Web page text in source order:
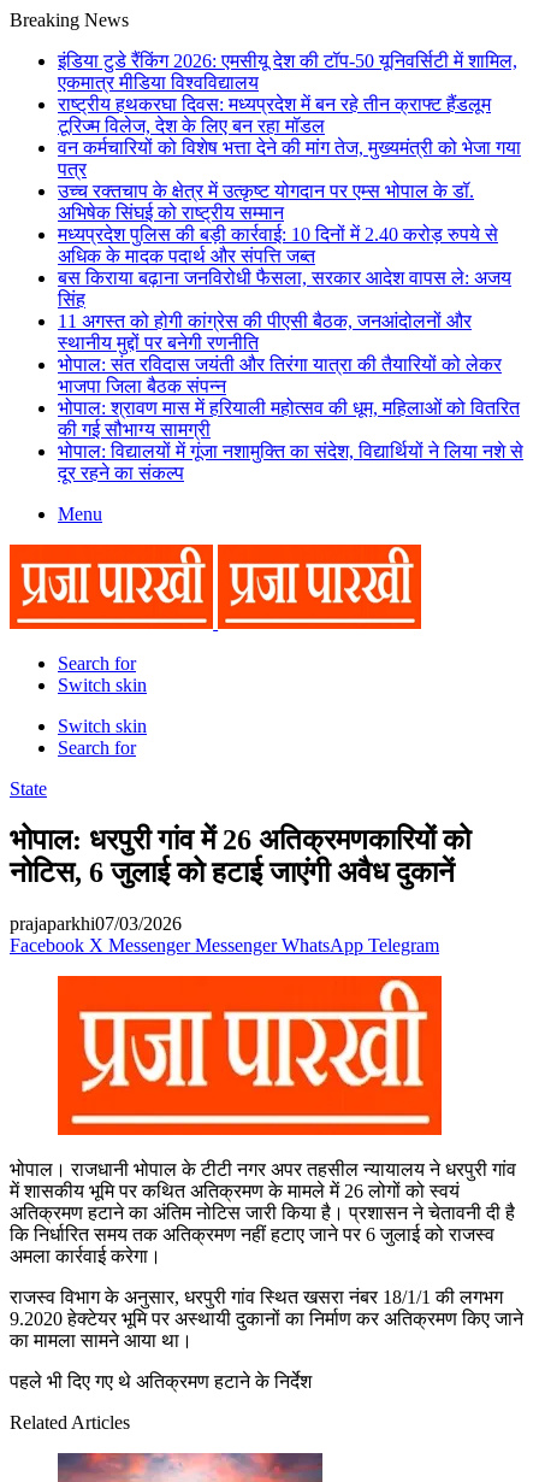
Breaking News
इंडिया टुडे रैंकिंग 2026: एमसीयू देश की टॉप-50 यूनिवर्सिटी में शामिल,
एकमात्र मीडिया विश्वविद्यालय
राष्ट्रीय हथकरघा दिवस: मध्यप्रदेश में बन रहे तीन क्राफ्ट हैंडलूम
टूरिज्म विलेज, देश के लिए बन रहा मॉडल
वन कर्मचारियों को विशेष भत्ता देने की मांग तेज, मुख्यमंत्री को भेजा गया
पत्र
उच्च रक्तचाप के क्षेत्र में उत्कृष्ट योगदान पर एम्स भोपाल के डॉ.
अभिषेक सिंघई को राष्ट्रीय सम्मान
मध्यप्रदेश पुलिस की बड़ी कार्रवाई: 10 दिनों में 2.40 करोड़ रुपये से
अधिक के मादक पदार्थ और संपत्ति जब्त
बस किराया बढ़ाना जनविरोधी फैसला, सरकार आदेश वापस ले: अजय
सिंह
11 अगस्त को होगी कांग्रेस की पीएसी बैठक, जनआंदोलनों और
स्थानीय मुद्दों पर बनेगी रणनीति
भोपाल: संत रविदास जयंती और तिरंगा यात्रा की तैयारियों को लेकर
भाजपा जिला बैठक संपन्न
भोपाल: श्रावण मास में हरियाली महोत्सव की धूम, महिलाओं को वितरित
की गई सौभाग्य सामग्री
भोपाल: विद्यालयों में गूंजा नशामुक्ति का संदेश, विद्यार्थियों ने लिया नशे से
दूर रहने का संकल्प
Menu
Search for
Switch skin
Switch skin
Search for
State
भोपाल: धरपुरी गांव में 26 अतिक्रमणकारियों को
नोटिस, 6 जुलाई को हटाई जाएंगी अवैध दुकानें
prajaparkhi07/03/2026
Facebook X Messenger Messenger WhatsApp Telegram
भोपाल। राजधानी भोपाल के टीटी नगर अपर तहसील न्यायालय ने धरपुरी गांव
में शासकीय भूमि पर कथित अतिक्रमण के मामले में 26 लोगों को स्वयं
अतिक्रमण हटाने का अंतिम नोटिस जारी किया है। प्रशासन ने चेतावनी दी है
कि निर्धारित समय तक अतिक्रमण नहीं हटाए जाने पर 6 जुलाई को राजस्व
अमला कार्रवाई करेगा।
राजस्व विभाग के अनुसार, धरपुरी गांव स्थित खसरा नंबर 18/1/1 की लगभग
9.2020 हेक्टेयर भूमि पर अस्थायी दुकानों का निर्माण कर अतिक्रमण किए जाने
का मामला सामने आया था।
पहले भी दिए गए थे अतिक्रमण हटाने के निर्देश
Related Articles